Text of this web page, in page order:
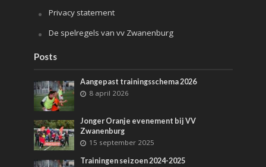
Privacy statement
De spelregels van vv Zwanenburg
Posts
Aangepast trainingsschema 2026
8 april 2026
Jonger Oranje evenement bij VV
Zwanenburg
15 september 2025
Trainingen seizoen 2024-2025